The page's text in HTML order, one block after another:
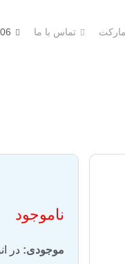
مارکت تماس با ما
ناموجود
موجودی: در